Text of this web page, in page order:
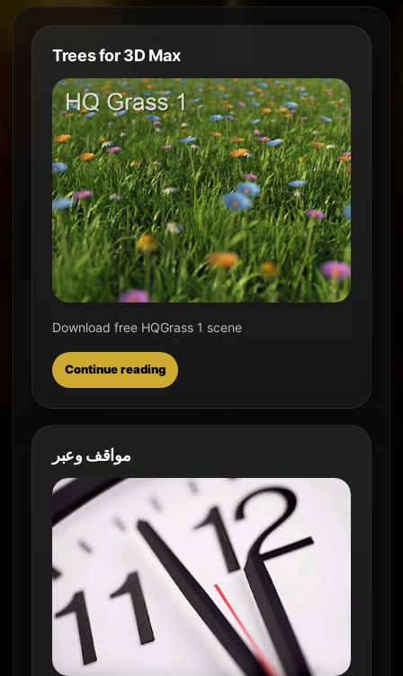
Trees for 3D Max
Download free HQGrass 1 scene
Continue reading
مواقف وعبر